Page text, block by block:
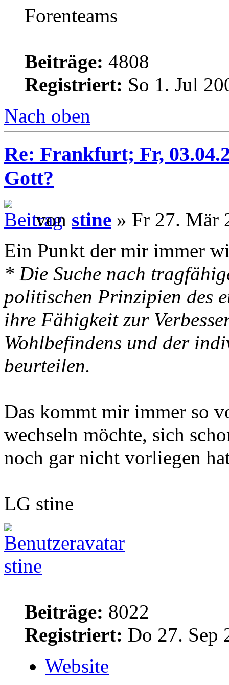
Beiträge: 4808
Registriert: So 1. Jul
Nach oben
Re: Frankfurt; Fr,
Gott?
von stine » Fr 27. Mär
Ein Punkt der mir immer
* Die Suche nach
politischen Prinzipien des
ihre Fähigkeit zur
Wohlbefindens und der
beurteilen.
Das kommt mir immer so
wechseln möchte, sich
noch gar nicht vorliegen
LG stine
stine
Beiträge: 8022
Registriert: Do 27. Sep
Website